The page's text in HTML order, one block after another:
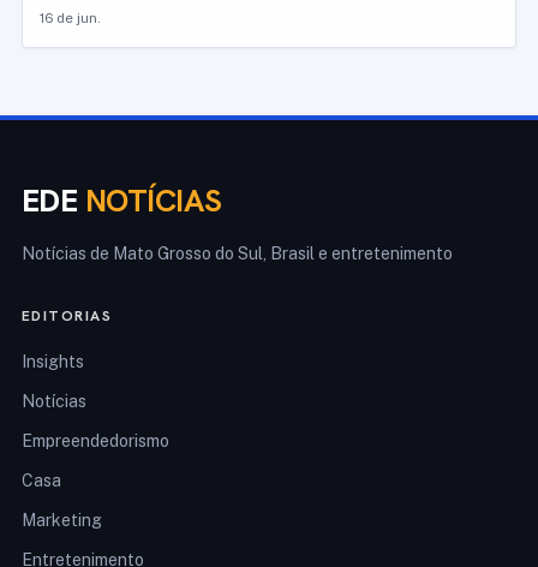
16 de jun.
EDE NOTÍCIAS
Notícias de Mato Grosso do Sul, Brasil e entretenimento
EDITORIAS
Insights
Notícias
Empreendedorismo
Casa
Marketing
Entretenimento